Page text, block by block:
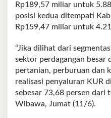
Rp189,57 miliar untuk
posisi kedua ditempati
Rp159,47 miliar untuk
“Jika dilihat dari
sektor perdagangan besar
pertanian, perburuan dan
realisasi penyaluran KUR
sebesar 73,68 persen dari
Wibawa, Jumat (11/6).